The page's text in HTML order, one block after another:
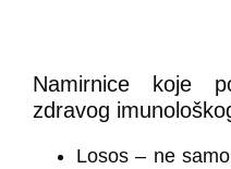
Namirnice koje
zdravog
Losos– ne